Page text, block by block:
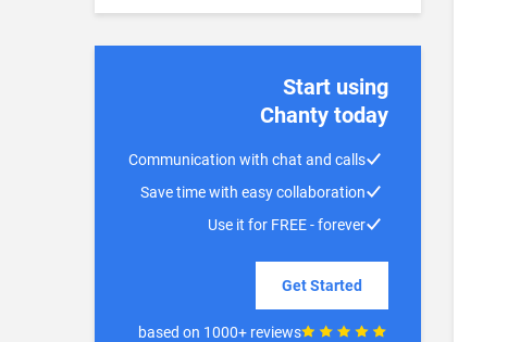
Start using
Chanty today
Communication with chat and calls
Save time with easy collaboration
Use it for FREE - forever
Get Started
based on 1000+ reviews